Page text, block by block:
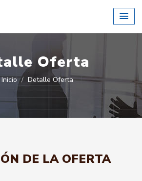
Oferta
Detalle Oferta
DE LA OFERTA